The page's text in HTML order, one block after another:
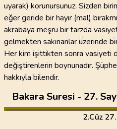
uyarak) korunursunuz. Sizden
eğer geride bir hayır (mal)
akrabaya meşru bir tarzda
gelmekten sakınanlar üzerinde
Her kim işittikten sonra vasiyeti
değiştirenlerin boynunadır.
hakkıyla bilendir.
Bakara Suresi - 27.
2.Cüz